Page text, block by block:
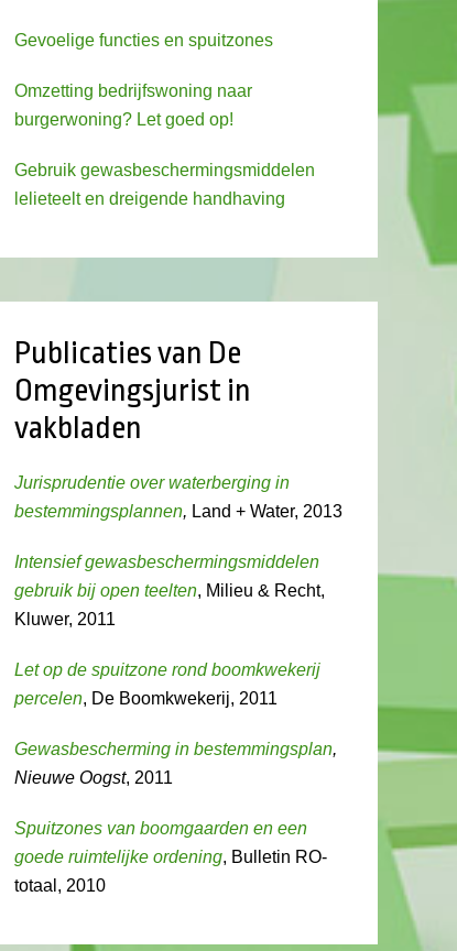
Gevoelige functies en spuitzones
Omzetting bedrijfswoning naar
burgerwoning? Let goed op!
Gebruik gewasbeschermingsmiddelen
lelieteelt en dreigende handhaving
Publicaties van De
Omgevingsjurist in
vakbladen
Jurisprudentie over waterberging in
bestemmingsplannen, Land + Water, 2013
Intensief gewasbeschermingsmiddelen
gebruik bij open teelten, Milieu & Recht,
Kluwer, 2011
Let op de spuitzone rond boomkwekerij
percelen, De Boomkwekerij, 2011
Gewasbescherming in bestemmingsplan,
Nieuwe Oogst, 2011
Spuitzones van boomgaarden en een
goede ruimtelijke ordening, Bulletin RO-
totaal, 2010